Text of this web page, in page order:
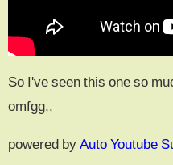
So I've seen this one so
omfgg,,
powered by Auto Youtube